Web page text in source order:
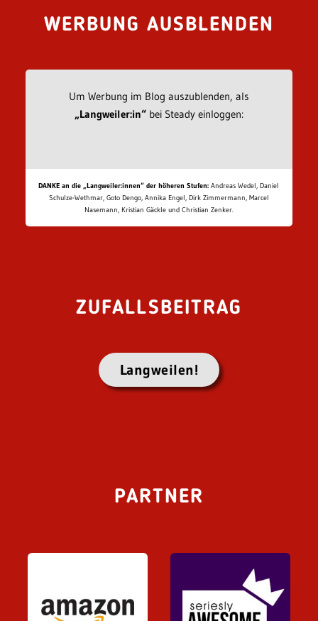
WERBUNG AUSBLENDEN
Um Werbung im Blog auszublenden, als
„Langweiler:in“bei Steady einloggen:
DANKE an die „Langweiler:innen“ der höheren Stufen: Andreas Wedel, Daniel
Schulze-Wethmar, Goto Dengo, Annika Engel, Dirk Zimmermann, Marcel
Nasemann, Kristian Gäckle und Christian Zenker.
ZUFALLSBEITRAG
Langweilen!
PARTNER